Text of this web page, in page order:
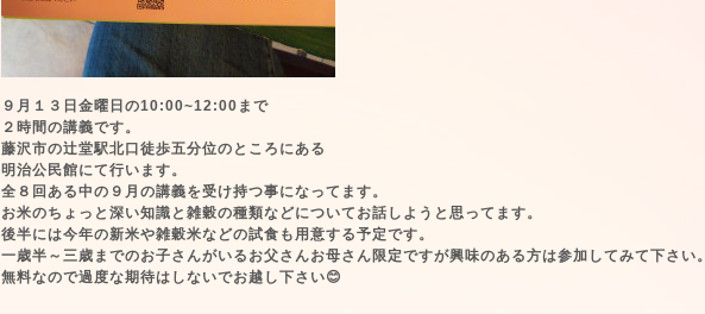
９月１３日金曜日の10:00~12:00まで
２時間の講義です。
藤沢市の辻堂駅北口徒歩五分位のところにある
明治公民館にて行います。
全８回ある中の９月の講義を受け持つ事になってます。
お米のちょっと深い知識と雑穀の種類などについてお話しようと思ってます。
後半には今年の新米や雑穀米などの試食も用意する予定です。
一歳半～三歳までのお子さんがいるお父さんお母さん限定ですが興味のある方は参加してみて下さい。
無料なので過度な期待はしないでお越し下さい😊